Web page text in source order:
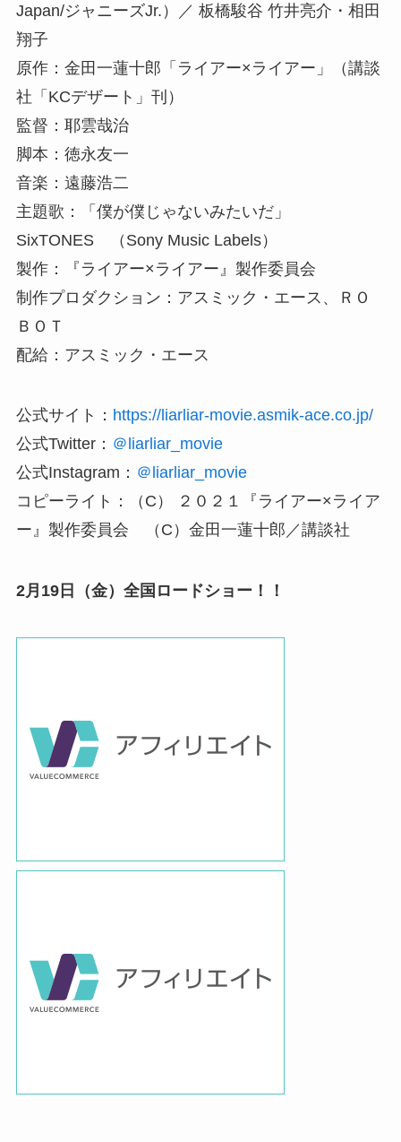
Japan/ジャニーズJr.）／ 板橋駿谷 竹井亮介・相田
翔子
原作：金田一蓮十郎「ライアー×ライアー」（講談
社「KCデザート」刊）
監督：耶雲哉治
脚本：徳永友一
音楽：遠藤浩二
主題歌：「僕が僕じゃないみたいだ」
SixTONES （Sony Music Labels）
製作：『ライアー×ライアー』製作委員会
制作プロダクション：アスミック・エース、ＲＯ
ＢＯＴ
配給：アスミック・エース
公式サイト： https://liarliar-movie.asmik-ace.co.jp/
公式Twitter： ＠liarliar_movie
公式Instagram： ＠liarliar_movie
コピーライト：（C） ２０２１『ライアー×ライア
ー』製作委員会 （C）金田一蓮十郎／講談社
2月19日（金）全国ロードショー！！